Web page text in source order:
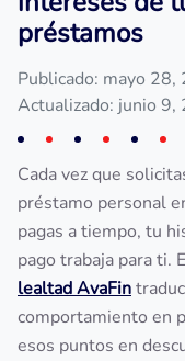
préstamos
Publicado: mayo 28,
Actualizado: junio 9,
Cada vez que
préstamo personal
pagas a tiempo, tu
pago trabaja para ti.
lealtad AvaFin
comportamiento en
esos puntos en